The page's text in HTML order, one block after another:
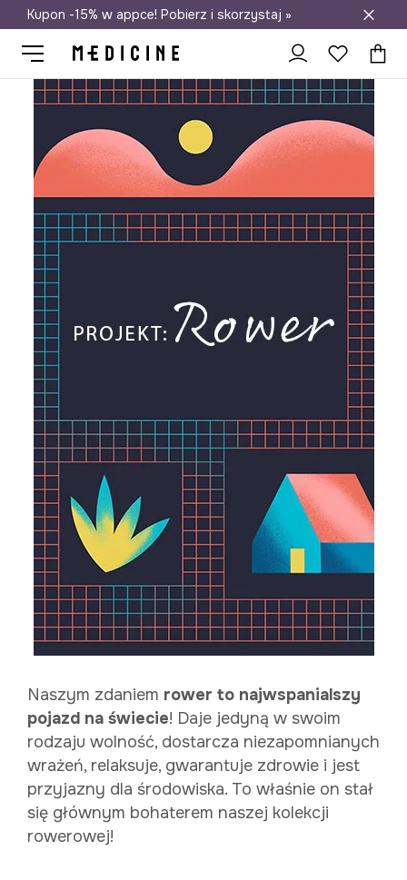
Darmowa dostawa do salonów
Kupon -15% w appce! Pobierz i skorzystaj »
Naszym zdaniem rower to najwspanialszy
pojazd na świecie! Daje jedyną w swoim
rodzaju wolność, dostarcza niezapomnianych
wrażeń, relaksuje, gwarantuje zdrowie i jest
przyjazny dla środowiska. To właśnie on stał
się głównym bohaterem naszej kolekcji
rowerowej!